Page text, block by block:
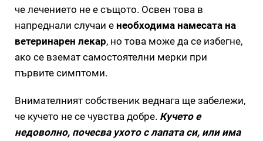
че лечението не е същото. Освен това в
напреднали случаи е необходима намесата на
ветеринарен лекар, но това може да се избегне,
ако се вземат самостоятелни мерки при
първите симптоми.
Внимателният собственик веднага ще забележи,
че кучето не се чувства добре. Кучето е
недоволно, почесва ухото с лапата си, или има